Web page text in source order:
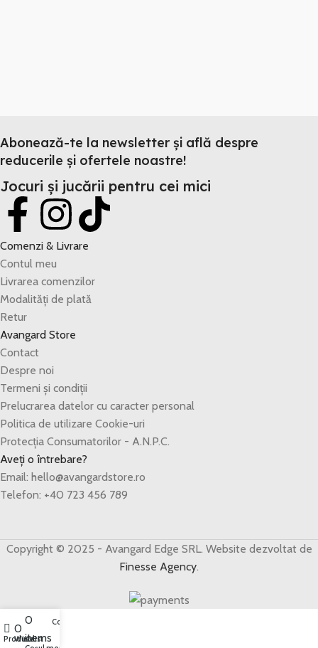
Abonează-te la newsletter și află despre
reducerile și ofertele noastre!
Jocuri și jucării pentru cei mici
Comenzi & Livrare
Contul meu
Livrarea comenzilor
Modalități de plată
Retur
Avangard Store
Contact
Despre noi
Termeni și condiții
Prelucrarea datelor cu caracter personal
Politica de utilizare Cookie-uri
Protecția Consumatorilor - A.N.P.C.
Aveți o întrebare?
Email: hello@avangardstore.ro
Telefon: +40 723 456 789
Copyright © 2025 - Avangard Edge SRL. Website dezvoltat de
Finesse Agency.
Produse
0
Wishlist
0
items
Contul meu